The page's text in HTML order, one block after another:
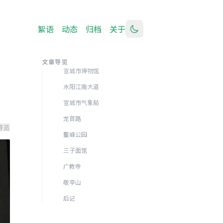
絮语 动态 归档 关于
览
文章导览
宣城市博物馆 ​
水阳江南大道 ​
宣城市气象局 ​
龙首路 ​
鳌峰公园 ​
三子面馆 ​
广教寺 ​
敬亭山 ​
后记 ​